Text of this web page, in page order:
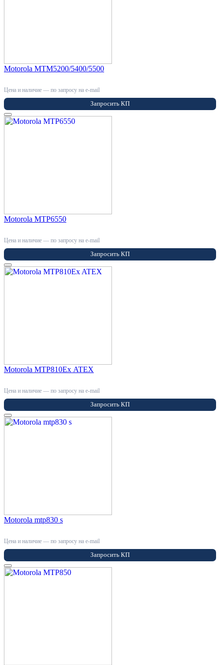
Motorola MTM5200/5400/5500
Цена и наличие — по запросу на e-mail
Запросить КП
Motorola MTP6550
Цена и наличие — по запросу на e-mail
Запросить КП
Motorola MTP810Ex ATEX
Цена и наличие — по запросу на e-mail
Запросить КП
Motorola mtp830 s
Цена и наличие — по запросу на e-mail
Запросить КП